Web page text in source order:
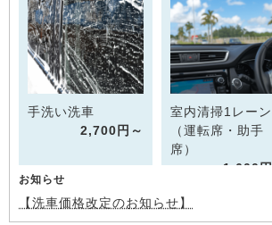
手洗い洗車
2,700円～
室内清掃1レーン
（運転席・助手
席）
1,600
お知らせ
【洗車価格改定のお知らせ】